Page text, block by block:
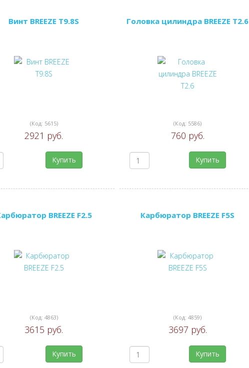
Винт BREEZE T9.8S
(Код: 5615)
2921 руб.
Купить
Головка цилиндра BREEZE T2.6
(Код: 5586)
760 руб.
Купить
BREEZE F2.5
(Код: 4863)
3615 руб.
Купить
Карбюратор BREEZE F5S
(Код:4859)
3697 руб.
Купить